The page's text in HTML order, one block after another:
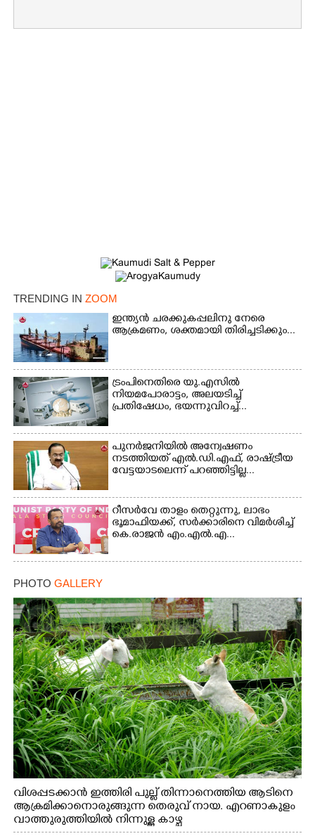
TRENDING IN ZOOM
ഇന്ത്യൻ ചരക്കുകപ്പലിനു നേരെ
ആക്രമണം, ശക്തമായി തിരിച്ചടിക്കും...
ട്രംപിനെതിരെ യു.എസിൽ
നിയമപോരാട്ടം, അലയടിച്ച്
പ്രതിഷേധം, ഭയന്നുവിറച്ച്...
പുനർജനിയിൽ അന്വേഷണം
നടത്തിയത് എൽ.ഡി.എഫ്, രാഷ്ട്രീയ
വേട്ടയാടലെന്ന് പറഞ്ഞിട്ടില്ല...
റീസർവേ താളം തെറ്റുന്നു, ലാഭം
ഭൂമാഫിയക്ക്, സർക്കാരിനെ വിമർശിച്ച്
കെ.രാജൻ എം.എൽ.എ...
PHOTO GALLERY
വിശപ്പടക്കാൻ ഇത്തിരി പുല്ല് തിന്നാനെത്തിയ ആടിനെ
ആക്രമിക്കാനൊരുങ്ങുന്ന തെരുവ് നായ. എറണാകുളം
വാത്തുരുത്തിയിൽ നിന്നുള്ള കാഴ്ച
Copy Link